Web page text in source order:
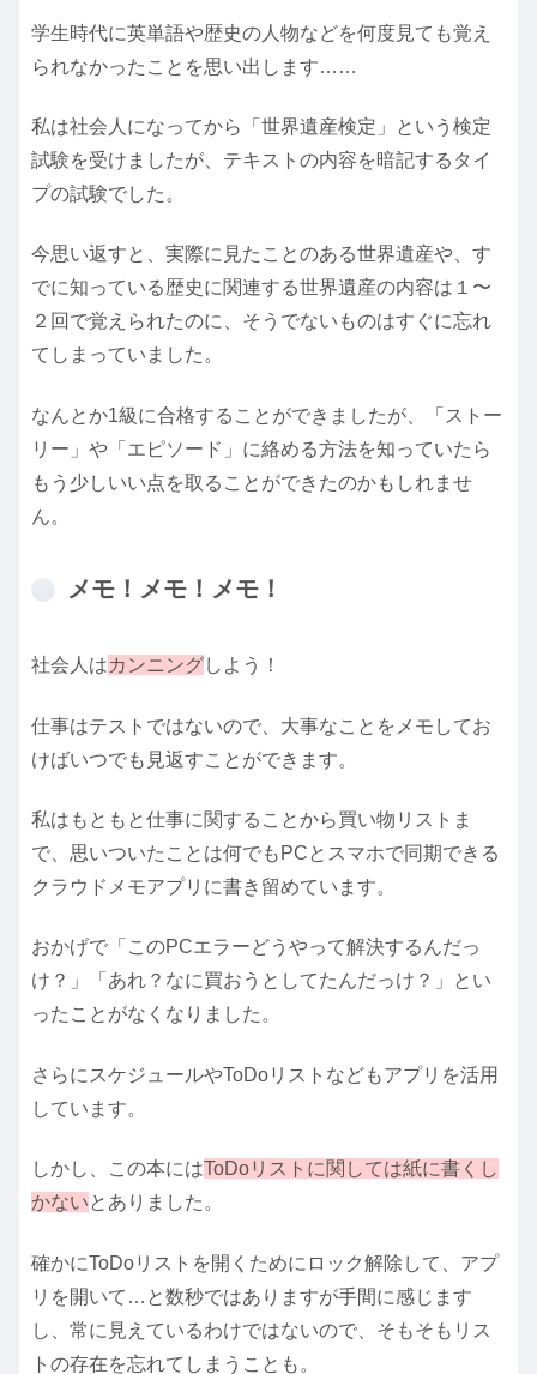
学生時代に英単語や歴史の人物などを何度見ても覚え
られなかったことを思い出します……
私は社会人になってから「世界遺産検定」という検定
試験を受けましたが、テキストの内容を暗記するタイ
プの試験でした。
今思い返すと、実際に見たことのある世界遺産や、す
でに知っている歴史に関連する世界遺産の内容は１〜
２回で覚えられたのに、そうでないものはすぐに忘れ
てしまっていました。
なんとか1級に合格することができましたが、「ストー
リー」や「エピソード」に絡める方法を知っていたら
もう少しいい点を取ることができたのかもしれませ
ん。
メモ！メモ！メモ！
社会人はカンニングしよう！
仕事はテストではないので、大事なことをメモしてお
けばいつでも見返すことができます。
私はもともと仕事に関することから買い物リストま
で、思いついたことは何でもPCとスマホで同期できる
クラウドメモアプリに書き留めています。
おかげで「このPCエラーどうやって解決するんだっ
け？」「あれ？なに買おうとしてたんだっけ？」とい
ったことがなくなりました。
さらにスケジュールやToDoリストなどもアプリを活用
しています。
しかし、この本にはToDoリストに関しては紙に書くし
かないとありました。
確かにToDoリストを開くためにロック解除して、アプ
リを開いて…と数秒ではありますが手間に感じます
し、常に見えているわけではないので、そもそもリス
トの存在を忘れてしまうことも。